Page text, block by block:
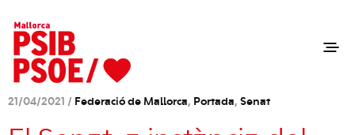
21/04/2021 / Federació de Mallorca, Portada, Senat